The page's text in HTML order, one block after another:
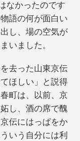
なかったのです
語の何が面白い
し、場の空気が
いました。
去った山東京伝
ほしい」と説得
町は、以前、京
し、酒の席で醜
伝にはっぱをか
いう自分には利